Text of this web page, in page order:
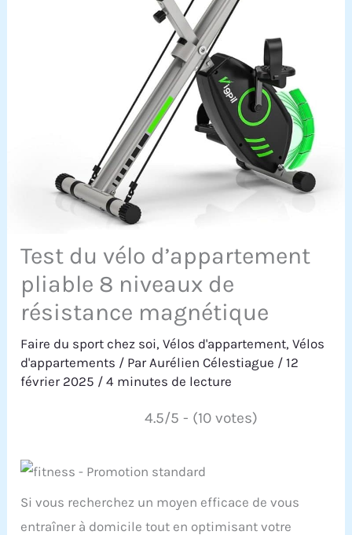
Test du vélo d’appartement
pliable 8 niveaux de
résistance magnétique
Faire du sport chez soi,Vélos d'appartement,Vélos
d'appartements / ParAurélien Célestiague /12
février 2025 /4 minutes de lecture
4.5/5 - (10 votes)
Si vous recherchez un moyen efficace de vous
entraîner à domicile tout en optimisant votre